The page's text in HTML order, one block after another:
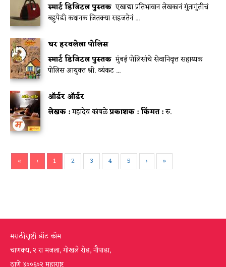
स्मार्ट डिजिटल पुस्तक एखाद्या प्रतिभावान लेखकानं गुंतागुंतीचं
बहुपेडी कथानक जितक्या सहजतेनं ...
घर हरवलेला पोलिस
स्मार्ट डिजिटल पुस्तक मुंबई पोलिसांचे सेवानिवृत्त सहाय्यक
पोलिस आयुक्त श्री. व्यंकट ...
ऑर्डर ऑर्डर
लेखक :महादेव कांबळेप्रकाशक :किंमत :रु.
« ‹ 1 2 3 4 5 › »
मराठीसृष्टी डॉट कॉम
चाणक्य, २ रा मजला, गोखले रोड, नौपाडा,